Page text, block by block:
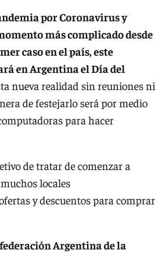
por Coronavirus y
más complicado desde
caso en el país, este
en Argentina el Día del
nueva realidad sin reuniones ni
de festejarlo será por medio
para hacer
de tratar de comenzar a
locales
y descuentos para comprar
Argentina de la